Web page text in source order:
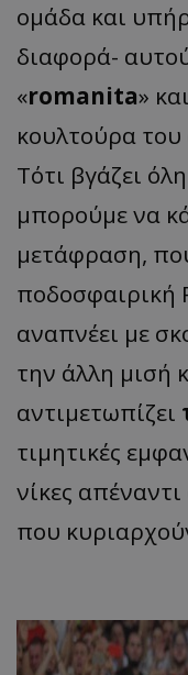
ομάδα και
διαφορά-
«romanita»
κουλτούρα
Τότι βγάζει
μπορούμε να
μετάφραση,
ποδοσφαιρική
αναπνέει με
την άλλη μισή
αντιμετωπίζει
τιμητικές
νίκες
που